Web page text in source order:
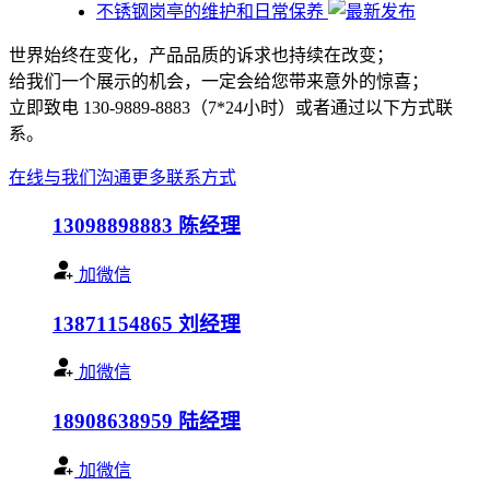
不锈钢岗亭的维护和日常保养
世界始终在变化，产品品质的诉求也持续在改变；
给我们一个展示的机会，一定会给您带来意外的惊喜；
立即致电 130-9889-8883（7*24小时）或者通过以下方式联
系。
在线与我们沟通更多联系方式
13098898883 陈经理
加微信
13871154865 刘经理
加微信
18908638959 陆经理
加微信